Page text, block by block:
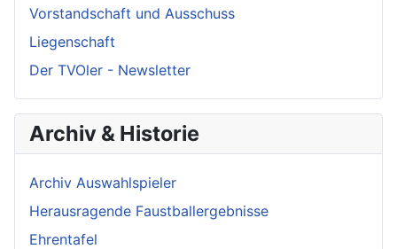
Vorstandschaft und Ausschuss
Liegenschaft
Der TVOler - Newsletter
Archiv & Historie
Archiv Auswahlspieler
Herausragende Faustballergebnisse
Ehrentafel